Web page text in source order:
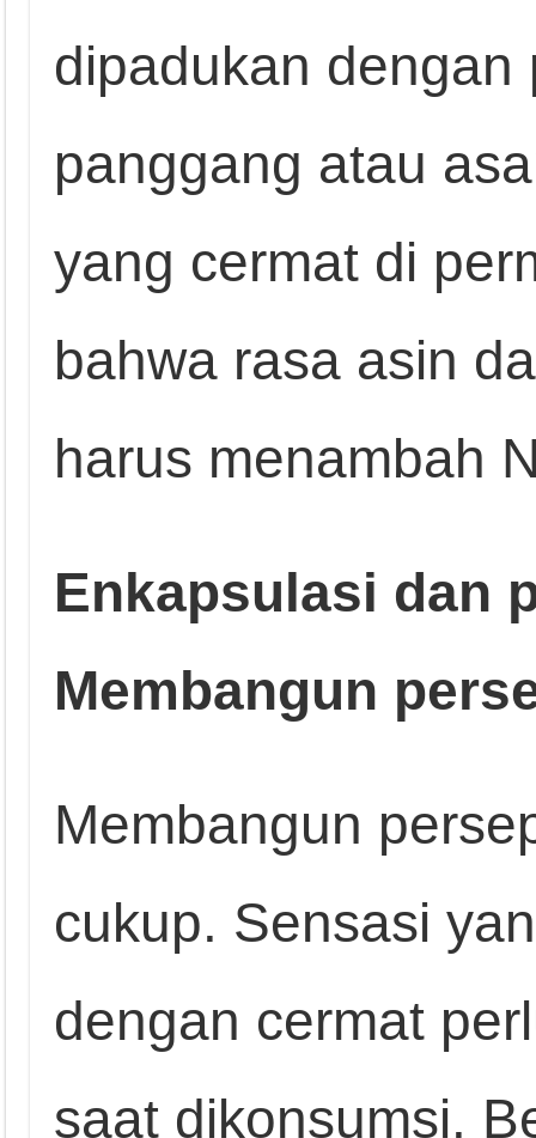
dipadukan
panggang atau
yang cermat di
bahwa rasa asin
harus menambah
Enkapsulasi dan
Membangun
Membangun
cukup. Sensasi
dengan cermat
saat dikonsumsi.